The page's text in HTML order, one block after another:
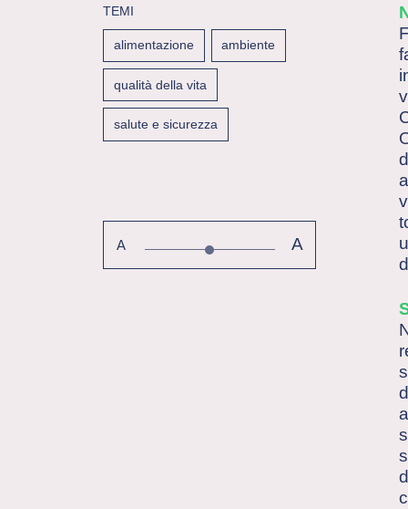
TEMI
alimentazione ambiente
qualità della vita
salute e sicurezza
A A